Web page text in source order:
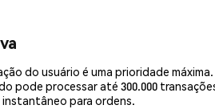
do usuário é uma prioridade
pode processar até 300.000
para ordens.